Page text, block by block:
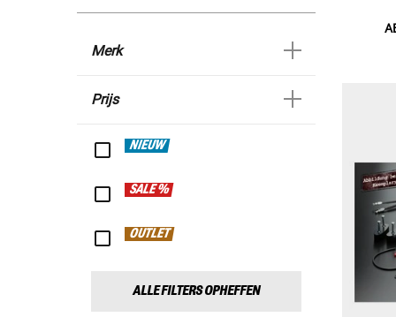
Merk
Prijs
NIEUW
SALE %
OUTLET
ALLE FILTERS OPHEFFEN